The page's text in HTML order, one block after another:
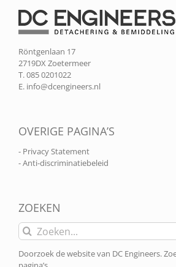
Röntgenlaan 17
2719DX Zoetermeer
T. 085 0201022
E. info@dcengineers.nl
OVERIGE PAGINA’S
- Privacy Statement
- Anti-discriminatiebeleid
ZOEKEN
Zoeken
naar:
Doorzoek de website van DC Engineers.